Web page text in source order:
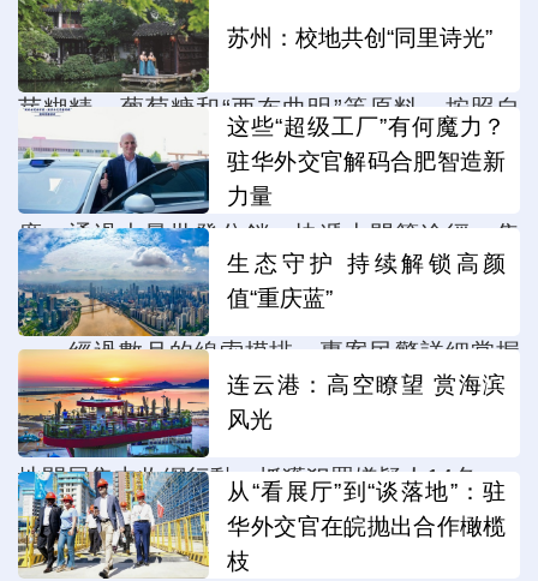
經查，2023年以來，犯罪嫌疑人張某等人
在廣東等地的簡易黑作坊裏，將網購的食用麥
芽糊精、葡萄糖和“西布曲明”等原料，按照自
行“研製”的配方壓製成不同形狀的糖片、膠囊，
以發佈虛假減肥視頻、免費試吃等方式宣傳推
廣，通過大量批發分銷、快遞上門等途徑，售
賣到重慶、安徽、內蒙等20多個省市。
經過數月的線索摸排，專案民警詳細掌握
了該團夥的組織構架、作案手法及相關證據。4
月中旬，專案民警兵分多路，在廣東、四川等
地開展集中收網行動，抓獲犯罪嫌疑人14名。
目前，張某等主要犯罪嫌疑人已被依法採
苏州：校地共创“同里诗光”
这些“超级工厂”有何魔力？
驻华外交官解码合肥智造新
力量
生态守护 持续解锁高颜
值“重庆蓝”
连云港：高空瞭望 赏海滨
风光
从“看展厅”到“谈落地”：驻
华外交官在皖抛出合作橄榄
枝